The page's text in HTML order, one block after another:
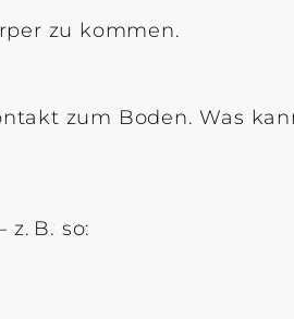
zu kommen.
zum Boden. Was
B. so: